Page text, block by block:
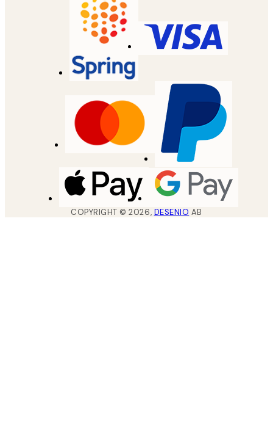
COPYRIGHT ©2026, DESENIO AB